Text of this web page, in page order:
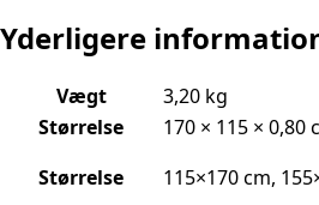
Yderligere
Vægt
3,20 kg
Størrelse
170 × 115 × 0,80
Størrelse
115×170 cm,